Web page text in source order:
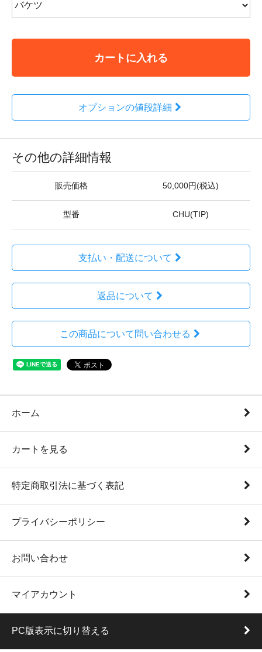
カートに入れる
オプションの値段詳細
その他の詳細情報
販売価格 50,000円(税込)
型番 CHU(TIP)
支払い・配送について
返品について
この商品について問い合わせる
ホーム
カートを見る
特定商取引法に基づく表記
プライバシーポリシー
お問い合わせ
マイアカウント
PC版表示に切り替える